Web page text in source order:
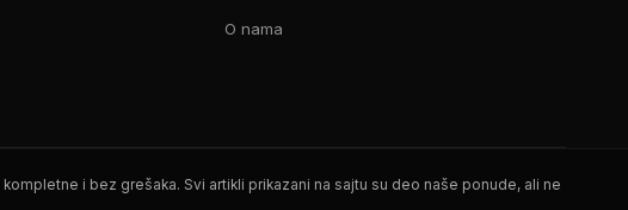
O nama
i bez grešaka. Svi artikli prikazani na sajtu su deo naše ponude, ali ne